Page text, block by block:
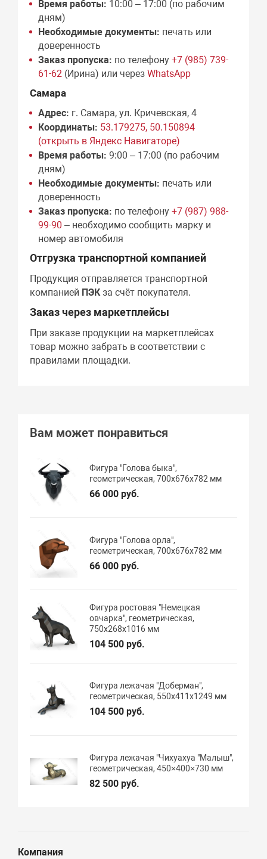
Время работы: 10:00 – 17:00 (по рабочим
дням)
Необходимые документы: печать или
доверенность
Заказ пропуска: по телефону+7 (985) 739-
61-62 (Ирина) или черезWhatsApp
Самара
Адрес: г. Самара, ул. Кричевская, 4
Координаты: 53.179275, 50.150894
(открыть в Яндекс Навигаторе)
Время работы: 9:00 – 17:00 (по рабочим
дням)
Необходимые документы: печать или
доверенность
Заказ пропуска: по телефону+7 (987) 988-
99-90 – необходимо сообщить марку и
номер автомобиля
Отгрузка транспортной компанией
Продукция отправляется транспортной
компанией ПЭКза счёт покупателя.
Заказ через маркетплейсы
При заказе продукции на маркетплейсах
товар можно забрать в соответствии с
правилами площадки.
Вам может понравиться
Фигура "Голова быка",
геометрическая, 700х676х782 мм
66 000 руб.
Фигура "Голова орла",
геометрическая, 700х676х782 мм
66 000 руб.
Фигура ростовая "Немецкая
овчарка", геометрическая,
750х268х1016 мм
104 500 руб.
Фигура лежачая "Доберман",
геометрическая, 550х411х1249 мм
104 500 руб.
Фигура лежачая "Чихуахуа "Малыш",
геометрическая, 450×400×730 мм
82 500 руб.
Компания